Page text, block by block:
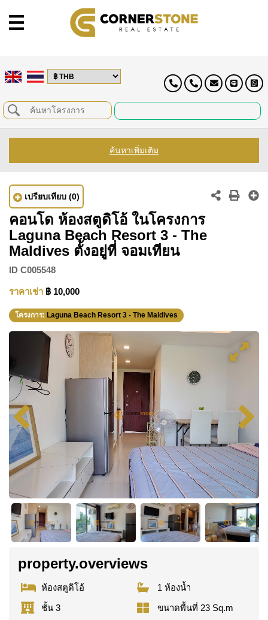
ค้นหาเพิ่มเติม
เปรียบเทียบ (0)
คอนโด ห้องสตูดิโอ้ ในโครงการ
Laguna Beach Resort 3 - The
Maldives ตั้งอยู่ที่ จอมเทียน
ID C005548
ราคาเช่า ฿ 10,000
โครงการ: Laguna Beach Resort 3 - The Maldives
property.overviews
ห้องสตูดิโอ้
1 ห้องน้ำ
ชั้น 3
ขนาดพื้นที่ 23 Sq.m